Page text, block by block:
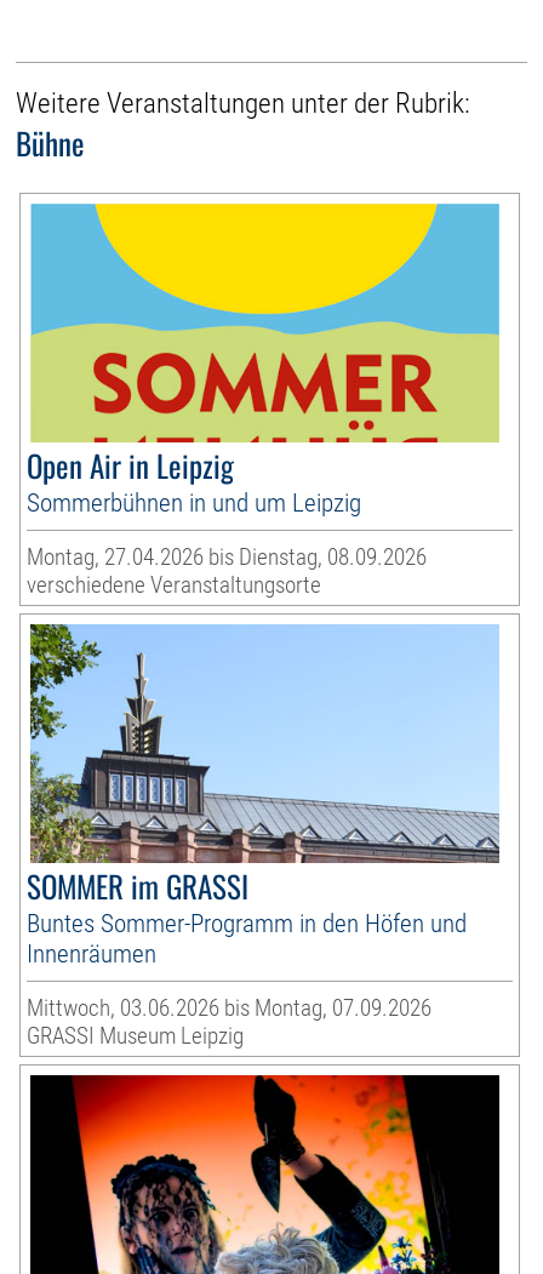
Weitere Veranstaltungen unter der Rubrik:
Bühne
Open Air in Leipzig
Sommerbühnen in und um Leipzig
Montag, 27.04.2026 bis Dienstag, 08.09.2026
verschiedene Veranstaltungsorte
SOMMER im GRASSI
Buntes Sommer-Programm in den Höfen und
Innenräumen
Mittwoch, 03.06.2026 bis Montag, 07.09.2026
GRASSI Museum Leipzig